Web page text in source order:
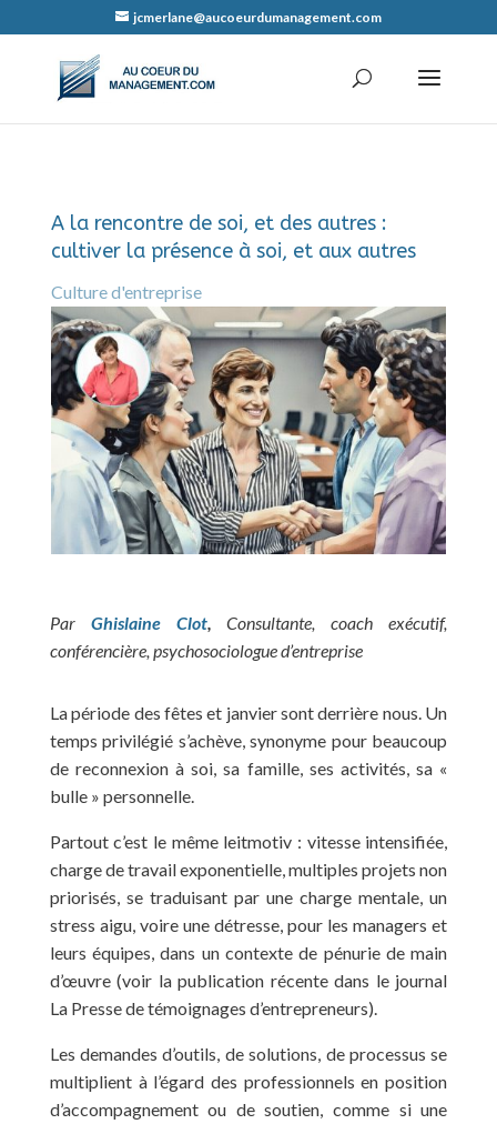
jcmerlane@aucoeurdumanagement.com
A la rencontre de soi, et des autres :
cultiver la présence à soi, et aux autres
Culture d'entreprise
Par Ghislaine Clot,Consultante, coach exécutif,
conférencière, psychosociologue d’entreprise
La période des fêtes et janvier sont derrière nous. Un
temps privilégié s’achève, synonyme pour beaucoup
de reconnexion à soi, sa famille, ses activités, sa «
bulle » personnelle.
Partout c’est le même leitmotiv : vitesse intensifiée,
charge de travail exponentielle, multiples projets non
priorisés, se traduisant par une charge mentale, un
stress aigu, voire une détresse, pour les managers et
leurs équipes, dans un contexte de pénurie de main
d’œuvre (voir la publication récente dans le journal
La Presse de témoignages d’entrepreneurs).
Les demandes d’outils, de solutions, de processus se
multiplient à l’égard des professionnels en position
d’accompagnement ou de soutien, comme si une